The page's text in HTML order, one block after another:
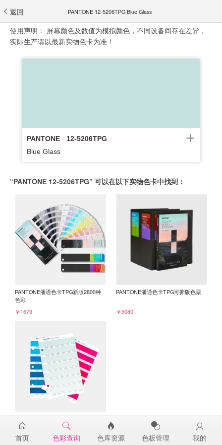
返回 PANTONE 12-5206TPG Blue Glass
使用声明： 屏幕颜色及数值为模拟颜色，不同设备间存在差异，
实际生产请以最新实物色卡为准！
PANTONE
12-5206TPG
Blue Glass
“PANTONE 12-5206TPG” 可以在以下实物色卡中找到：
PANTONE潘通色卡TPG新版2800种
色彩
￥1679
PANTONE潘通色卡TPG可撕版色票
￥5080
12-5206TPG
￥98
首页 色彩查询 色库资源 色板管理 我的